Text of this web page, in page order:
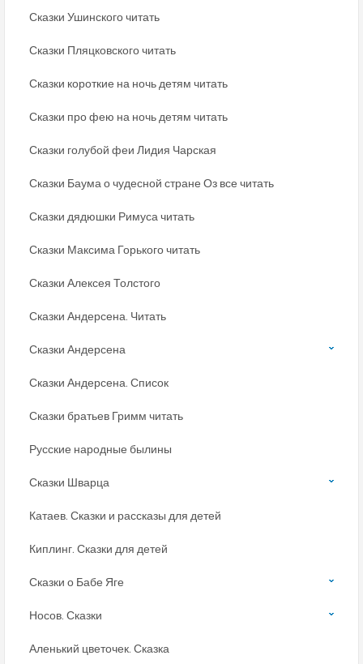
Сказки Ушинского читать
Сказки Пляцковского читать
Сказки короткие на ночь детям читать
Сказки про фею на ночь детям читать
Сказки голубой феи Лидия Чарская
Сказки Баума о чудесной стране Оз все читать
Сказки дядюшки Римуса читать
Сказки Максима Горького читать
Сказки Алексея Толстого
Сказки Андерсена. Читать
Сказки Андерсена
Сказки Андерсена. Список
Сказки братьев Гримм читать
Русские народные былины
Сказки Шварца
Катаев. Сказки и рассказы для детей
Киплинг. Сказки для детей
Сказки о Бабе Яге
Носов. Сказки
Аленький цветочек. Сказка